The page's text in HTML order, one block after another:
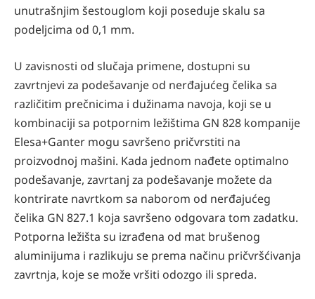
unutrašnjim šestouglom koji poseduje skalu sa
podeljcima od 0,1 mm.
U zavisnosti od slučaja primene, dostupni su
zavrtnjevi za podešavanje od nerđajućeg čelika sa
različitim prečnicima i dužinama navoja, koji se u
kombinaciji sa potpornim ležištima GN 828 kompanije
Elesa+Ganter mogu savršeno pričvrstiti na
proizvodnoj mašini. Kada jednom nađete optimalno
podešavanje, zavrtanj za podešavanje možete da
kontrirate navrtkom sa naborom od nerđajućeg
čelika GN 827.1 koja savršeno odgovara tom zadatku.
Potporna ležišta su izrađena od mat brušenog
aluminijuma i razlikuju se prema načinu pričvršćivanja
zavrtnja, koje se može vršiti odozgo ili spreda.